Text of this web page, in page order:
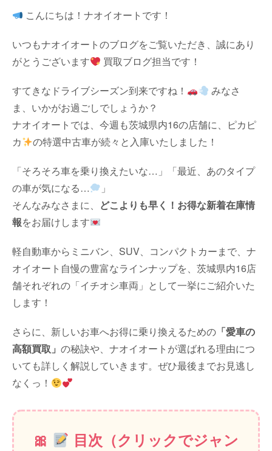
こんにちは！ナオイオートです！
いつもナオイオートのブログをご覧いただき、誠にあり
がとうございます
買取ブログ担当です！
すてきなドライブシーズン到来ですね！
みなさ
ま、いかがお過ごしでしょうか？
ナオイオートでは、今週も茨城県内16の店舗に、ピカピ
カ
の特選中古車が続々と入庫いたしました！
「そろそろ車を乗り換えたいな…」「最近、あのタイプ
の車が気になる…
」
そんなみなさまに、 どこよりも早く！お得な新着在庫情
報をお届けします
軽自動車からミニバン、SUV、コンパクトカーまで、ナ
オイオート自慢の豊富なラインナップを、茨城県内16店
舗それぞれの「イチオシ車両」として一挙にご紹介いた
します！
さらに、新しいお車へお得に乗り換えるための 「愛車の
高額買取」 の秘訣や、ナオイオートが選ばれる理由につ
いても詳しく解説していきます。ぜひ最後までお見逃し
なくっ！
目次（クリックでジャン